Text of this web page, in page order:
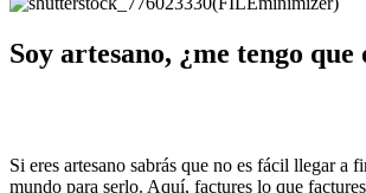
Soy artesano, ¿me tengo
Si eres artesano sabrás que no es fácil llegar a
mundo para serlo. Aquí, factures lo que